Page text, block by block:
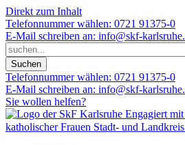
Direkt zum Inhalt
Telefonnummer wählen: 0721 91375-0
E-Mail schreiben an: info@skf-
Telefonnummer wählen: 0721 91375-0
E-Mail schreiben an: info@skf-
Sie wollen helfen?
Engagiert
katholischer Frauen Stadt- und